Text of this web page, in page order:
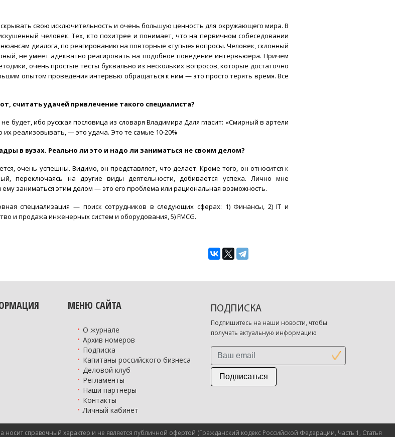
свою исключительность и очень большую ценность для окружающего мира. В
человек. Тех, кто похитрее и понимает, что на первичном собеседовании
диалога, по реагированию на повторные «тупые» вопросы. Человек, склонный
не умеет адекватно реагировать на подобное поведение интервьюера. Причем
очень простые тесты буквально из нескольких вопросов, которые достаточно
опытом проведения интервью обращаться к ним — это просто терять время. Все
считать удачей привлечение такого специалиста?
будет, ибо русская пословица из словаря Владимира Даля гласит: «Смирный в артели
реализовывать, — это удача. Это те самые 10-20%
в вузах. Реально ли это и надо ли заниматься не своим делом?
очень успешны. Видимо, он представляет, что делает. Кроме того, он относится к
переключаясь на другие виды деятельности, добивается успеха. Лично мне
заниматься этим делом — это его проблема или рациональная возможность.
специализация — поиск сотрудников в следующих сферах: 1) Финансы, 2) IT и
и продажа инженерных систем и оборудования, 5) FMCG.
МЕНЮ САЙТА
О журнале
Архив номеров
Подписка
Капитаны российского бизнеса
Деловой клуб
Регламенты
Наши партнеры
Контакты
Личный кабинет
ПОДПИСКА
Подпишитесь на наши новости, чтобы
получать актуальную информацию
Подписаться
справочный характер и не является публичной офертой (Гражданский кодекс Российской Федерации, Часть 1, Статья